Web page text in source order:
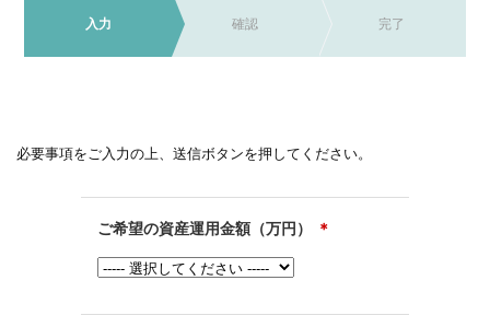
入力 確認 完了
必要事項をご入力の上、送信ボタンを押してください。
ご希望の資産運用金額（万円） ＊